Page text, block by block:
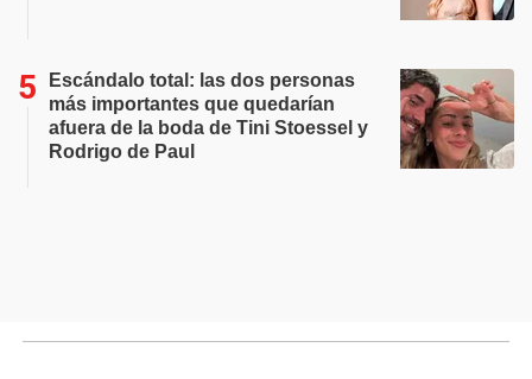
Escándalo total: las dos personas
más importantes que quedarían
afuera de la boda de Tini Stoessel y
Rodrigo de Paul